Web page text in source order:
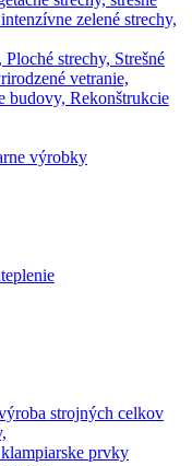
zelené strechy,
strechy, Strešné
vetranie,
budovy, Rekonštrukcie
výrobky
strojných celkov
prvky